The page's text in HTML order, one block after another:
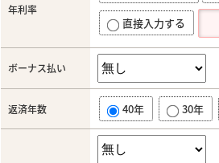
年利率
直接入力する
ボーナス払い
返済年数 40年 30年